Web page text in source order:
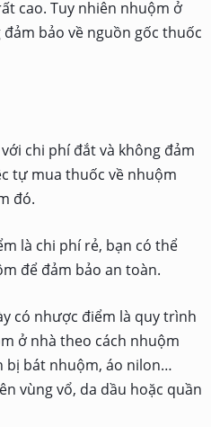
cao. Tuy nhiên nhuộm ở
bảo về nguồn gốc thuốc
chi phí đắt và không đảm
tự mua thuốc về nhuộm
đó.
là chi phí rẻ, bạn có thể
để đảm bảo an toàn.
có nhược điểm là quy trình
ở nhà theo cách nhuộm
bị bát nhuộm, áo nilon…
vùng vổ, da dầu hoặc quần